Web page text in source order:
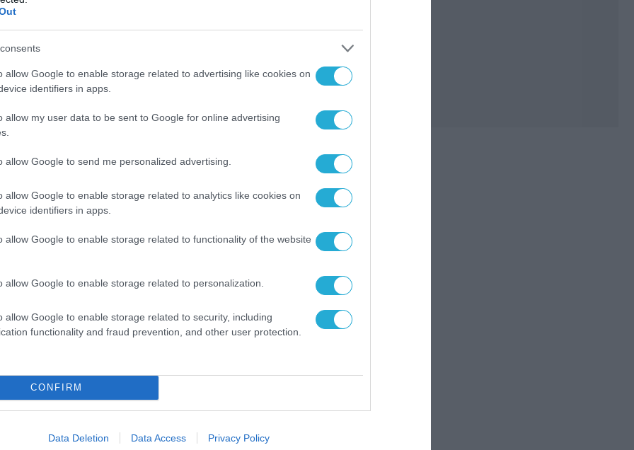
allow Google to enable storage related to advertising like cookies on
identifiers in apps.
allow my user data to be sent to Google for online advertising
allow Google to send me personalized advertising.
allow Google to enable storage related to analytics like cookies on
identifiers in apps.
allow Google to enable storage related to functionality of the website
allow Google to enable storage related to personalization.
allow Google to enable storage related to security, including
functionality and fraud prevention, and other user protection.
CONFIRM
Data Deletion Data Access Privacy Policy
ΑΡΘΡΟ